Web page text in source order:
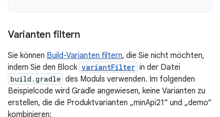
Varianten filtern
Sie können Build-Varianten filtern, die Sie nicht möchten,
indem Sie den Block variantFilter in der Datei
build.gradle des Moduls verwenden. Im folgenden
Beispielcode wird Gradle angewiesen, keine Varianten zu
erstellen, die die Produktvarianten „minApi21“ und „demo“
kombinieren: